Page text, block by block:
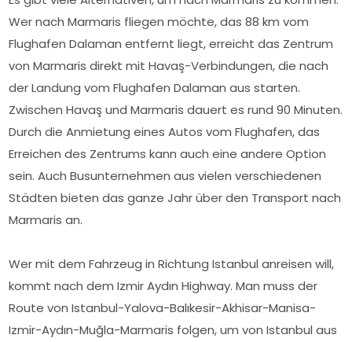
Wer nach Marmaris fliegen möchte, das 88 km vom
Flughafen Dalaman entfernt liegt, erreicht das Zentrum
von Marmaris direkt mit Havaş-Verbindungen, die nach
der Landung vom Flughafen Dalaman aus starten.
Zwischen Havaş und Marmaris dauert es rund 90 Minuten.
Durch die Anmietung eines Autos vom Flughafen, das
Erreichen des Zentrums kann auch eine andere Option
sein. Auch Busunternehmen aus vielen verschiedenen
Städten bieten das ganze Jahr über den Transport nach
Marmaris an.
Wer mit dem Fahrzeug in Richtung Istanbul anreisen will,
kommt nach dem Izmir Aydın Highway. Man muss der
Route von Istanbul-Yalova-Balıkesir-Akhisar-Manisa-
Izmir-Aydın-Muğla-Marmaris folgen, um von Istanbul aus